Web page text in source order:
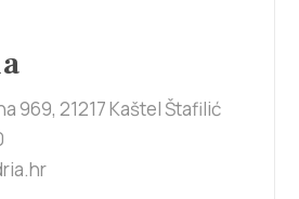
969, 21217 Kaštel Štafilić